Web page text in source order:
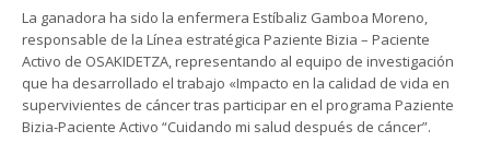
La ganadora ha sido la enfermera Estíbaliz Gamboa Moreno,
responsable de la Línea estratégica Paziente Bizia – Paciente
Activo de OSAKIDETZA, representando al equipo de investigación
que ha desarrollado el trabajo «Impacto en la calidad de vida en
supervivientes de cáncer tras participar en el programa Paziente
Bizia-Paciente Activo “Cuidando mi salud después de cáncer”.